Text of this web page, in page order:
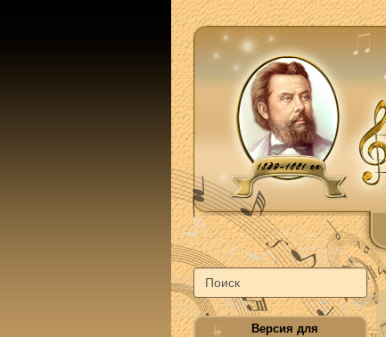
Версия для